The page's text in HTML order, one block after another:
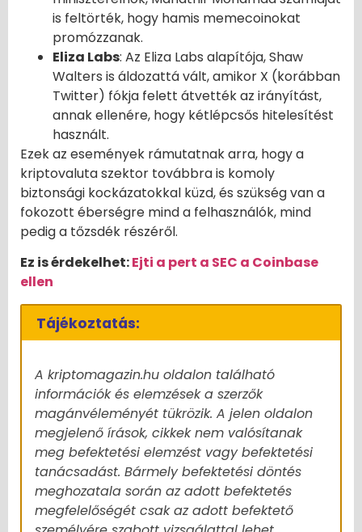
is feltörték, hogy hamis memecoinokat
promózzanak.
Eliza Labs: Az Eliza Labs alapítója, Shaw
Walters is áldozattá vált, amikor X (korábban
Twitter) fókja felett átvették az irányítást,
annak ellenére, hogy kétlépcsős hitelesítést
használt.
Ezek az események rámutatnak arra, hogy a
kriptovaluta szektor továbbra is komoly
biztonsági kockázatokkal küzd, és szükség van a
fokozott éberségre mind a felhasználók, mind
pedig a tőzsdék részéről.
Ez is érdekelhet:Ejti a pert a SEC a Coinbase
ellen
Tájékoztatás:
A kriptomagazin.hu oldalon található
információk és elemzések a szerzők
magánvéleményét tükrözik. A jelen oldalon
megjelenő írások, cikkek nem valósítanak
meg befektetési elemzést vagy befektetési
tanácsadást. Bármely befektetési döntés
meghozatala során az adott befektetés
megfelelőségét csak az adott befektető